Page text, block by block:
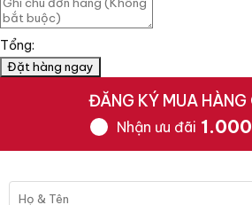
Tổng:
Đặt hàng ngay
ĐĂNG KÝ MUA HÀNG
Nhận ưu đãi